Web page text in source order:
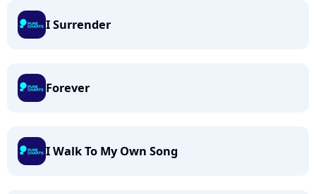
I Surrender
Forever
I Walk To My Own Song